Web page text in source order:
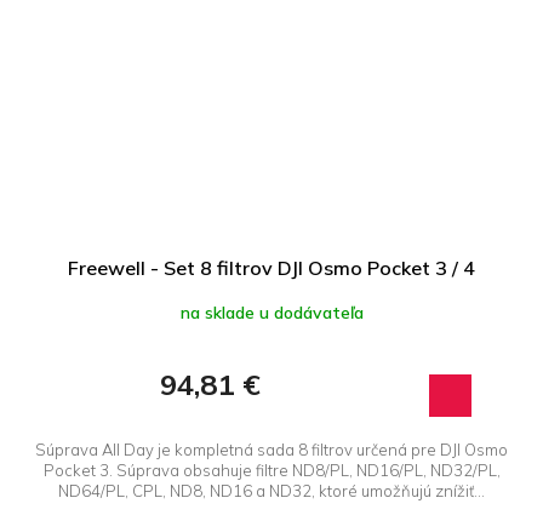
Freewell - Set 8 filtrov DJI Osmo Pocket 3 / 4
na sklade u dodávateľa
94,81 €
Súprava All Day je kompletná sada 8 filtrov určená pre DJI Osmo
Pocket 3. Súprava obsahuje filtre ND8/PL, ND16/PL, ND32/PL,
ND64/PL, CPL, ND8, ND16 a ND32, ktoré umožňujú znížiť...